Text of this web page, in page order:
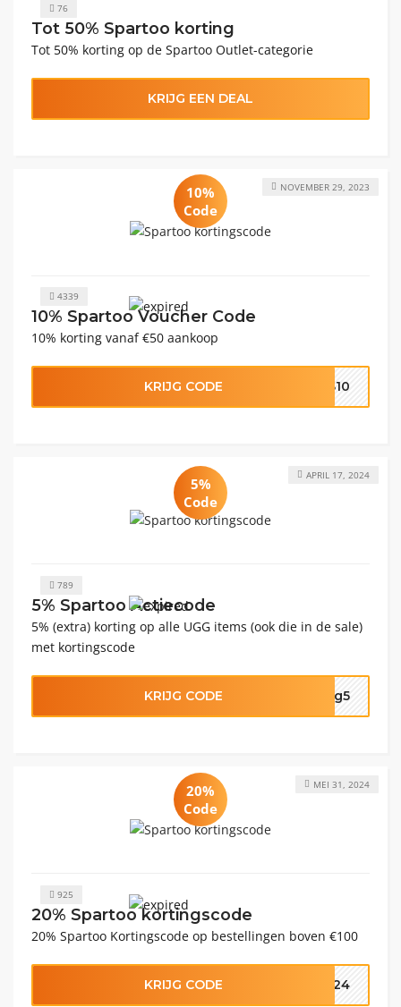
76
Tot 50% Spartoo korting
Tot 50% korting op de Spartoo Outlet-categorie
KRIJG EEN DEAL
10%
Code
4339
10% Spartoo Voucher Code
10% korting vanaf €50 aankoop
NOVEMBER 29, 2023
KRIJG CODE SS10
5%
Code
789
5% Spartoo Actiecode
5% (extra) korting op alle UGG items (ook die in de sale)
met kortingscode
APRIL 17, 2024
KRIJG CODE ugg5
20%
Code
925
20% Spartoo kortingscode
20% Spartoo Kortingscode op bestellingen boven €100
MEI 31, 2024
KRIJG CODE 2024